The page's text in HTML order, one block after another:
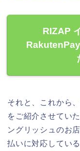
RIZAP
それと、これから
をご紹介させてい
ングリッシュのお
払いに対応してい